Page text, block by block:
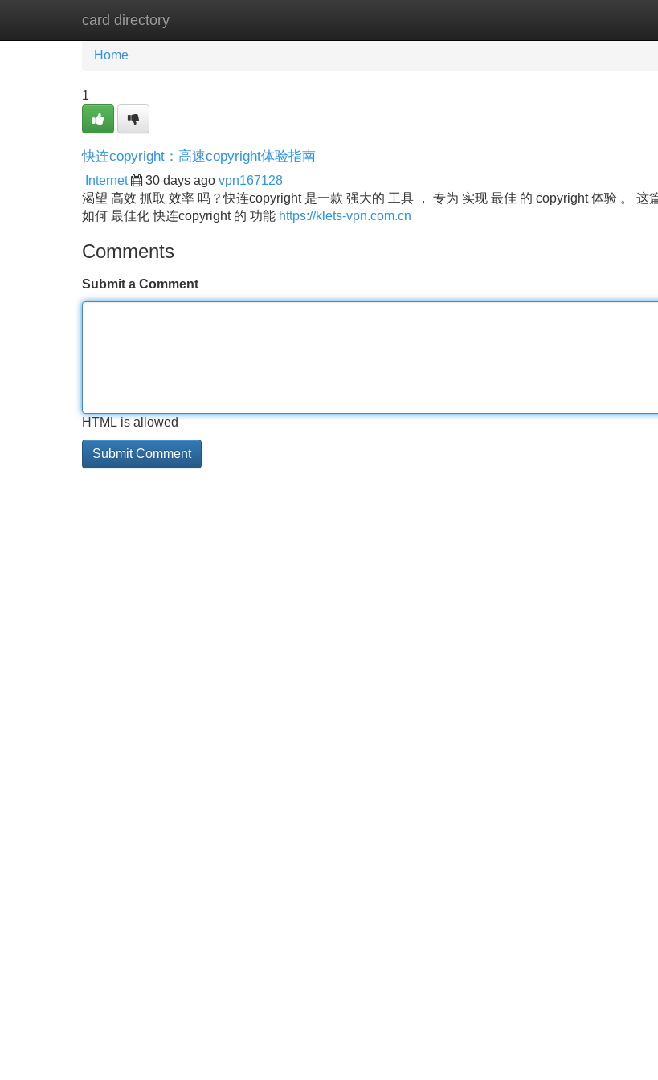
card directory
Home New Site Listings
Home
1
快连copyright：高速copyright体验指南
Internet 30 days ago vpn167128
渴望 高效 抓取 效率 吗？快连copyright 是一款 强大的 工具 ， 专为 实现 最佳 的 copyright 体验 。 这
如何 最佳化 快连copyright 的 功能 https://klets-vpn.com.cn
Comments
Submit a Comment
HTML is allowed